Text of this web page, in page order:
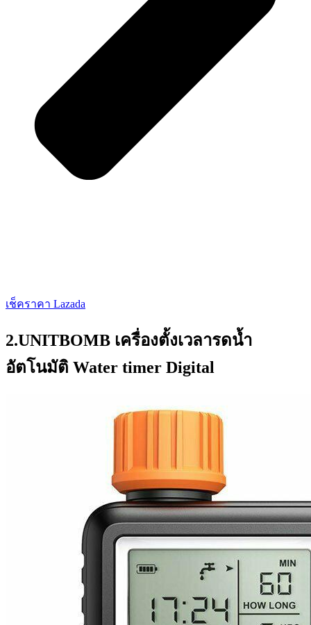
เช็คราคา Lazada
2.UNITBOMB เครื่องตั้งเวลารดน้ำ
อัตโนมัติ Water timer Digital